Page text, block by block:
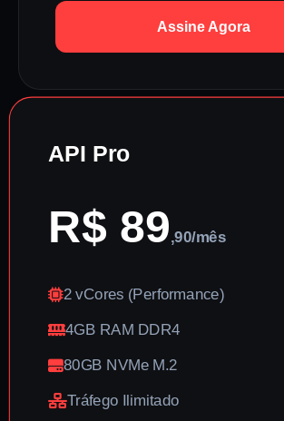
Assine Agora
API Pro
R$ 89,90/mês
2 vCores (Performance)
4GB RAM DDR4
80GB NVMe M.2
Tráfego Ilimitado